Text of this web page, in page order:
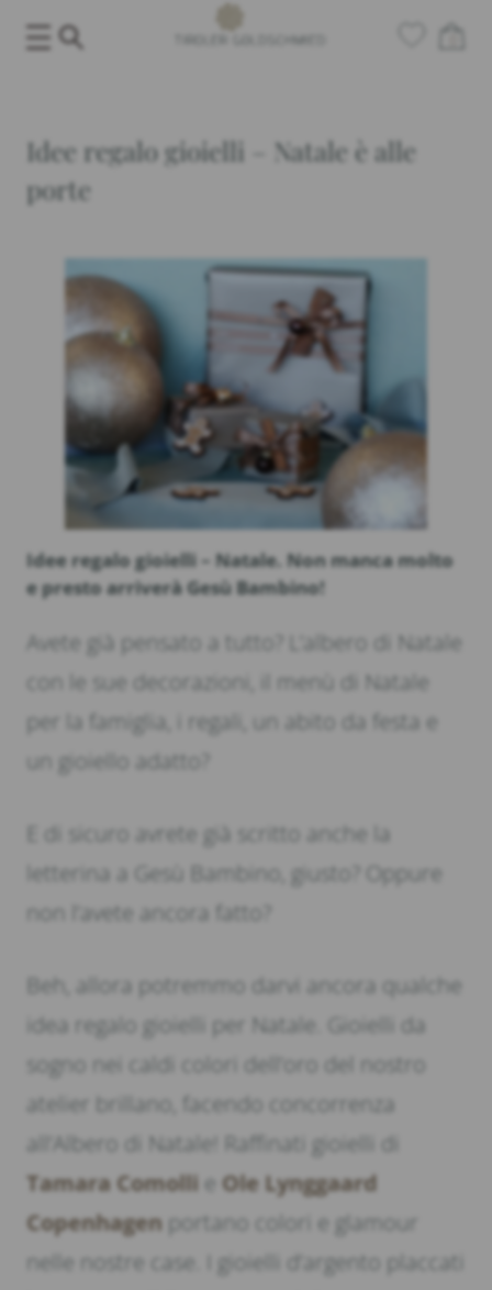
Salta
Idee regalo gioielli – Natale è alle
porte
Idee regalo gioielli – Natale. Non manca molto
e presto arriverà Gesù Bambino!
Avete già pensato a tutto? L’albero di Natale
con le sue decorazioni, il menù di Natale
per la famiglia, i regali, un abito da festa e
un gioiello adatto?
E di sicuro avrete già scritto anche la
letterina a Gesù Bambino, giusto? Oppure
non l’avete ancora fatto?
Beh, allora potremmo darvi ancora qualche
idea regalo gioielli per Natale. Gioielli da
sogno nei caldi colori dell’oro del nostro
atelier brillano, facendo concorrenza
all’Albero di Natale! Raffinati gioielli di
Tamara Comolli e Ole Lynggaard
Copenhagen portano colori e glamour
nelle nostre case. I gioielli d’argento placcati